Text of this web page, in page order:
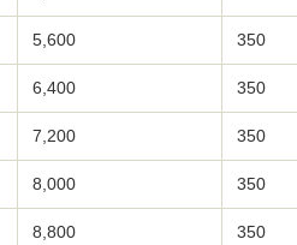
5,600 350
6,400 350
7,200 350
8,000 350
8,800 350